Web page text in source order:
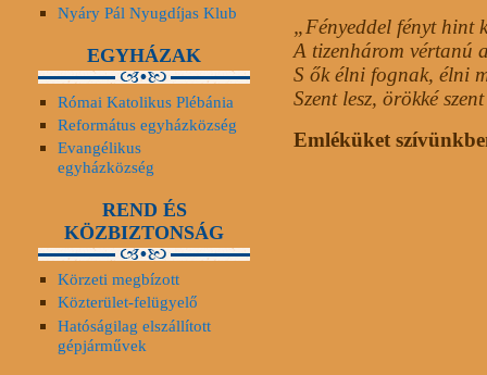
„Fényeddel fényt hint
A tizenhárom vértanú
S ők élni fognak, élni
Szent lesz, örökké
Emléküket
Nyáry Pál Nyugdíjas Klub
EGYHÁZAK
Római Katolikus Plébánia
Református egyházközség
Evangélikus
egyházközség
REND ÉS
KÖZBIZTONSÁG
Körzeti megbízott
Közterület-felügyelő
Hatóságilag elszállított
gépjárművek